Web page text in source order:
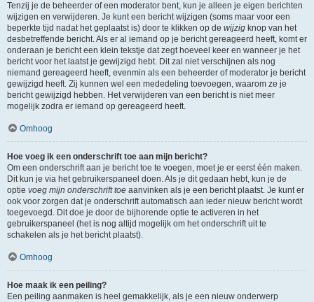
Tenzij je de beheerder of een moderator bent, kun je alleen je eigen berichten
wijzigen en verwijderen. Je kunt een bericht wijzigen (soms maar voor een
beperkte tijd nadat het geplaatst is) door te klikken op de wijzig knop van het
desbetreffende bericht. Als er al iemand op je bericht gereageerd heeft, komt er
onderaan je bericht een klein tekstje dat zegt hoeveel keer en wanneer je het
bericht voor het laatst je gewijzigd hebt. Dit zal niet verschijnen als nog
niemand gereageerd heeft, evenmin als een beheerder of moderator je bericht
gewijzigd heeft. Zij kunnen wel een mededeling toevoegen, waarom ze je
bericht gewijzigd hebben. Het verwijderen van een bericht is niet meer
mogelijk zodra er iemand op gereageerd heeft.
Omhoog
Hoe voeg ik een onderschrift toe aan mijn bericht?
Om een onderschrift aan je bericht toe te voegen, moet je er eerst één maken.
Dit kun je via het gebruikerspaneel doen. Als je dit gedaan hebt, kun je de
optie voeg mijn onderschrift toe aanvinken als je een bericht plaatst. Je kunt er
ook voor zorgen dat je onderschrift automatisch aan ieder nieuw bericht wordt
toegevoegd. Dit doe je door de bijhorende optie te activeren in het
gebruikerspaneel (het is nog altijd mogelijk om het onderschrift uit te
schakelen als je het bericht plaatst).
Omhoog
Hoe maak ik een peiling?
Een peiling aanmaken is heel gemakkelijk, als je een nieuw onderwerp